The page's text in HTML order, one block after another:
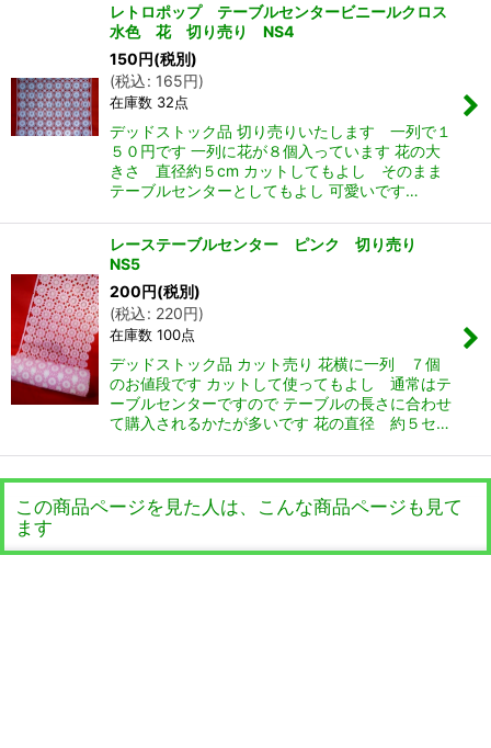
レトロポップ テーブルセンタービニールクロス
水色 花 切り売り NS4
150円(税別)
(税込: 165円)
在庫数 32点
デッドストック品 切り売りいたします 一列で１
５０円です 一列に花が８個入っています 花の大
きさ 直径約５cm カットしてもよし そのまま
テーブルセンターとしてもよし 可愛いです…
レーステーブルセンター ピンク 切り売り
NS5
200円(税別)
(税込: 220円)
在庫数 100点
デッドストック品 カット売り 花横に一列 ７個
のお値段です カットして使ってもよし 通常はテ
ーブルセンターですので テーブルの長さに合わせ
て購入されるかたが多いです 花の直径 約５セ…
この商品ページを見た人は、こんな商品ページも見て
ます